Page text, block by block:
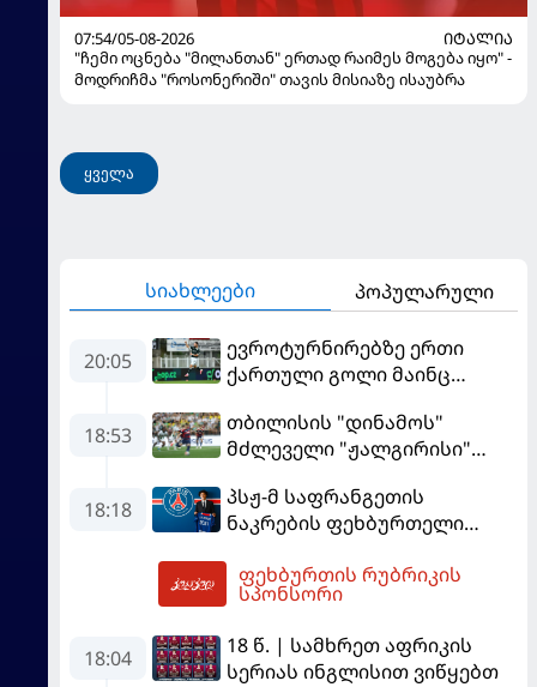
07:54/05-08-2026
ᲘᲢᲐᲚᲘᲐ
"ჩემი ოცნება "მილანთან" ერთად რაიმეს მოგება იყო" -
მოდრიჩმა "როსონერიში" თავის მისიაზე ისაუბრა
ყველა
სიახლეები პოპულარული
20:05
ევროტურნირებზე ერთი
ქართული გოლი მაინც
18:53
თბილისის "დინამოს"
მძლეველი "ჟალგირისი"
განადგურდა
18:18
პსჟ-მ საფრანგეთის
ნაკრების ფეხბურთელი
ფეხბურთის რუბრიკის
სპონსორი
18:04
18 წ. | სამხრეთ აფრიკის
სერიას ინგლისით ვიწყებთ